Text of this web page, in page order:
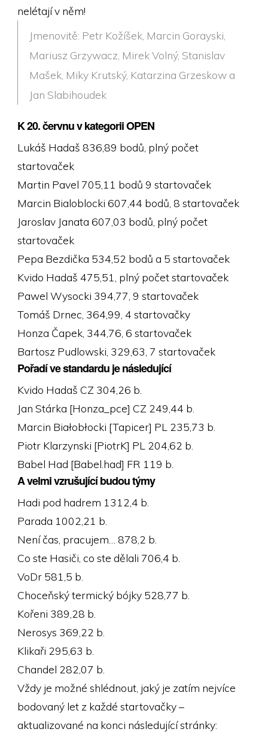
nelétají v něm!
Jmenovitě: Petr Kožíšek, Marcin Gorayski,
Mariusz Grzywacz, Mirek Volný, Stanislav
Mašek, Miky Krutský, Katarzina Grzeskow a
Jan Slabihoudek
K 20. červnu v kategorii OPEN
Lukáš Hadaš 836,89 bodů, plný počet
startovaček
Martin Pavel 705,11 bodů 9 startovaček
Marcin Bialoblocki 607,44 bodů, 8 startovaček
Jaroslav Janata 607,03 bodů, plný počet
startovaček
Pepa Bezdička 534,52 bodů a 5 startovaček
Kvido Hadaš 475,51, plný počet startovaček
Pawel Wysocki 394,77, 9 startovaček
Tomáš Drnec, 364,99, 4 startovačky
Honza Čapek, 344,76, 6 startovaček
Bartosz Pudlowski, 329,63, 7 startovaček
Pořadí ve standardu je následující
Kvido Hadaš CZ 304,26 b.
Jan Stárka [Honza_pce] CZ 249,44 b.
Marcin Białobłocki [Tapicer] PL 235,73 b.
Piotr Klarzynski [PiotrK] PL 204,62 b.
Babel Had [Babel.had] FR 119 b.
A velmi vzrušující budou týmy
Hadi pod hadrem 1312,4 b.
Parada 1002,21 b.
Není čas, pracujem… 878,2 b.
Co ste Hasiči, co ste dělali 706,4 b.
VoDr 581,5 b.
Choceňský termický bójky 528,77 b.
Kořeni 389,28 b.
Nerosys 369,22 b.
Klikaři 295,63 b.
Chandel 282,07 b.
Vždy je možné shlédnout, jaký je zatím nejvíce
bodovaný let z každé startovačky –
aktualizované na konci následující stránky: